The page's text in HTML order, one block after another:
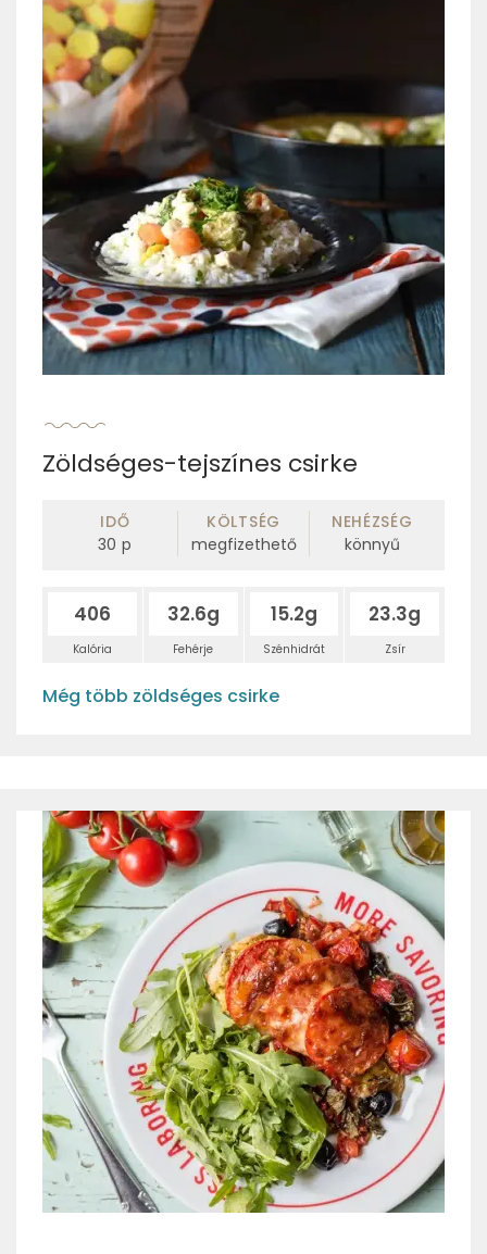
Zöldséges-tejszínes csirke
IDŐ
30 p
KÖLTSÉG
megfizethető
NEHÉZSÉG
könnyű
406
Kalória
32.6g
Fehérje
15.2g
Szénhidrát
23.3g
Zsír
Még több zöldséges csirke